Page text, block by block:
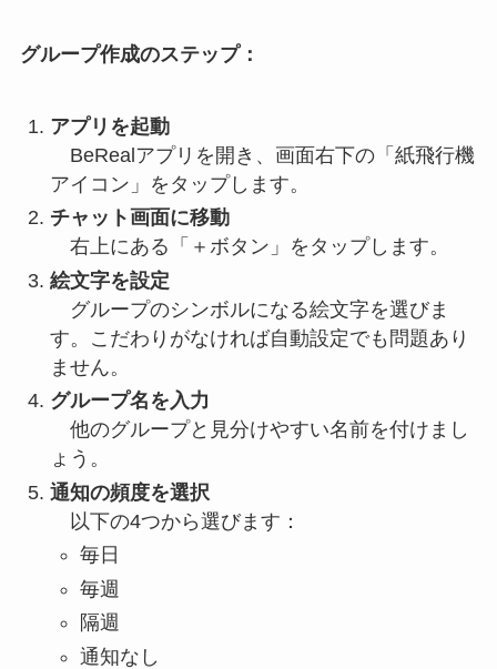
グループ作成のステップ：
アプリを起動
BeRealアプリを開き、画面右下の「紙飛行機
アイコン」をタップします。
チャット画面に移動
右上にある「＋ボタン」をタップします。
絵文字を設定
グループのシンボルになる絵文字を選びま
す。こだわりがなければ自動設定でも問題あり
ません。
グループ名を入力
他のグループと見分けやすい名前を付けまし
ょう。
通知の頻度を選択
以下の4つから選びます：
毎日
毎週
隔週
通知なし